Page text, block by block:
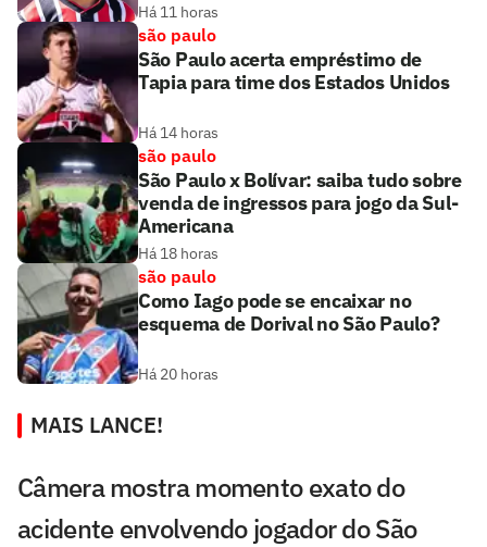
Há 11 horas
são paulo
São Paulo acerta empréstimo de
Tapia para time dos Estados Unidos
Há 14 horas
são paulo
São Paulo x Bolívar: saiba tudo sobre
venda de ingressos para jogo da Sul-
Americana
Há 18 horas
são paulo
Como Iago pode se encaixar no
esquema de Dorival no São Paulo?
Há 20 horas
MAIS LANCE!
Câmera mostra momento exato do
acidente envolvendo jogador do São